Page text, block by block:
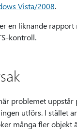
Vista/2008.
en liknande
kontroll.
problemet uppstår
utförs. I stället
många fler objekt